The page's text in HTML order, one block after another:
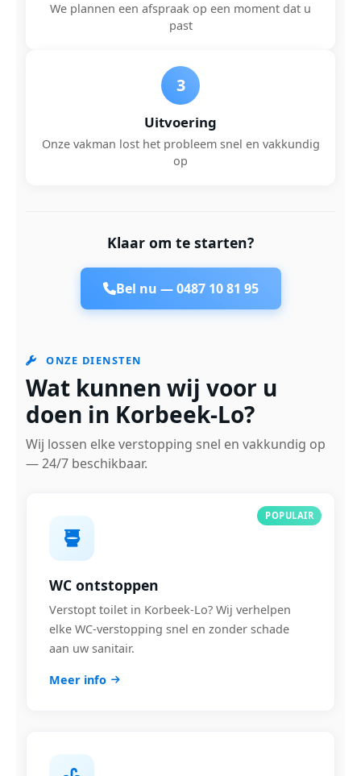
We plannen een afspraak op een moment dat u
past
3
Uitvoering
Onze vakman lost het probleem snel en vakkundig
op
Klaar om te starten?
Bel nu —0487 10 81 95
ONZE DIENSTEN
Wat kunnen wij voor u
doen in Korbeek-Lo?
Wij lossen elke verstopping snel en vakkundig op
— 24/7 beschikbaar.
POPULAIR
WC ontstoppen
Verstopt toilet in Korbeek-Lo? Wij verhelpen
elke WC-verstopping snel en zonder schade
aan uw sanitair.
Meer info